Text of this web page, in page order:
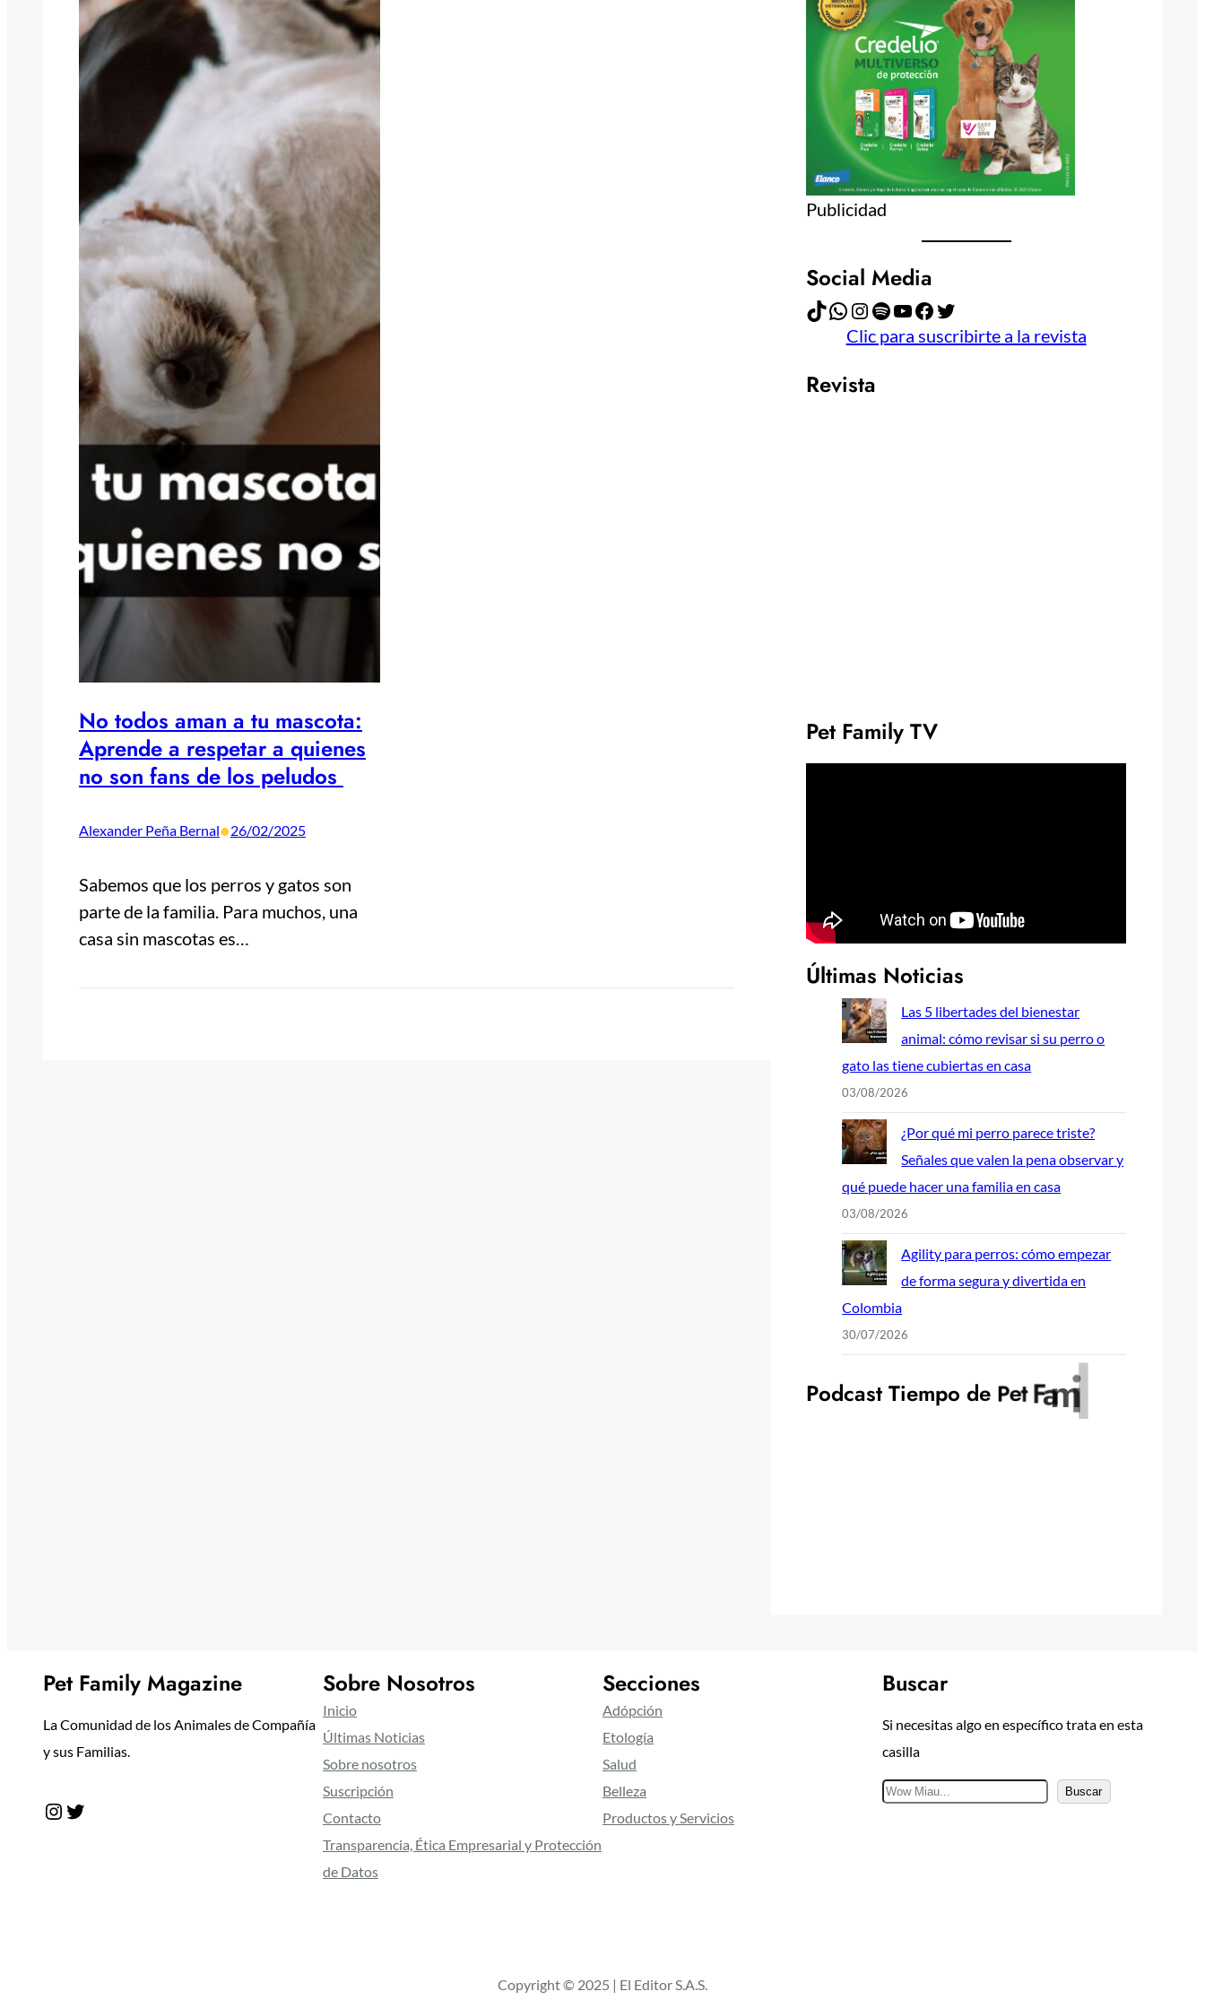
No todos aman a tu mascota:
Aprende a respetar a quienes
no son fans de los peludos
Alexander Peña Bernal•26/02/2025
Sabemos que los perros y gatos son
parte de la familia. Para muchos, una
casa sin mascotas es…
Publicidad
Social Media
TikTok WhatsApp Instagram Spotify YouTube Facebook Twitter
Clic para suscribirte a la revista
Revista
Pet Family TV
Últimas Noticias
Las 5 libertades del bienestar
animal: cómo revisar si su perro o
gato las tiene cubiertas en casa
03/08/2026
¿Por qué mi perro parece triste?
Señales que valen la pena observar y
qué puede hacer una familia en casa
03/08/2026
Agility para perros: cómo empezar
de forma segura y divertida en
Colombia
30/07/2026
Podcast Tiempo de Pet Fami
Pet Family Magazine
La Comunidad de los Animales de Compañía
y sus Familias.
Instagram Twitter
Sobre Nosotros
Inicio
Últimas Noticias
Sobre nosotros
Suscripción
Contacto
Transparencia, Ética Empresarial y Protección
de Datos
Secciones
Adópción
Etología
Salud
Belleza
Productos y Servicios
Buscar
Si necesitas algo en específico trata en esta
casilla
B
Buscar
Copyright © 2025 | El Editor S.A.S.